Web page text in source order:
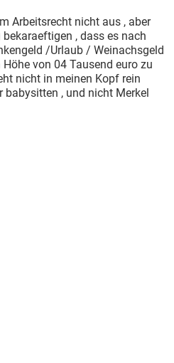
Arbeitsrecht nicht aus , aber
, dass es nach
/Urlaub / Weinachsgeld
Höhe von 04 Tausend euro zu
nicht in meinen Kopf rein
babysitten , und nicht Merkel